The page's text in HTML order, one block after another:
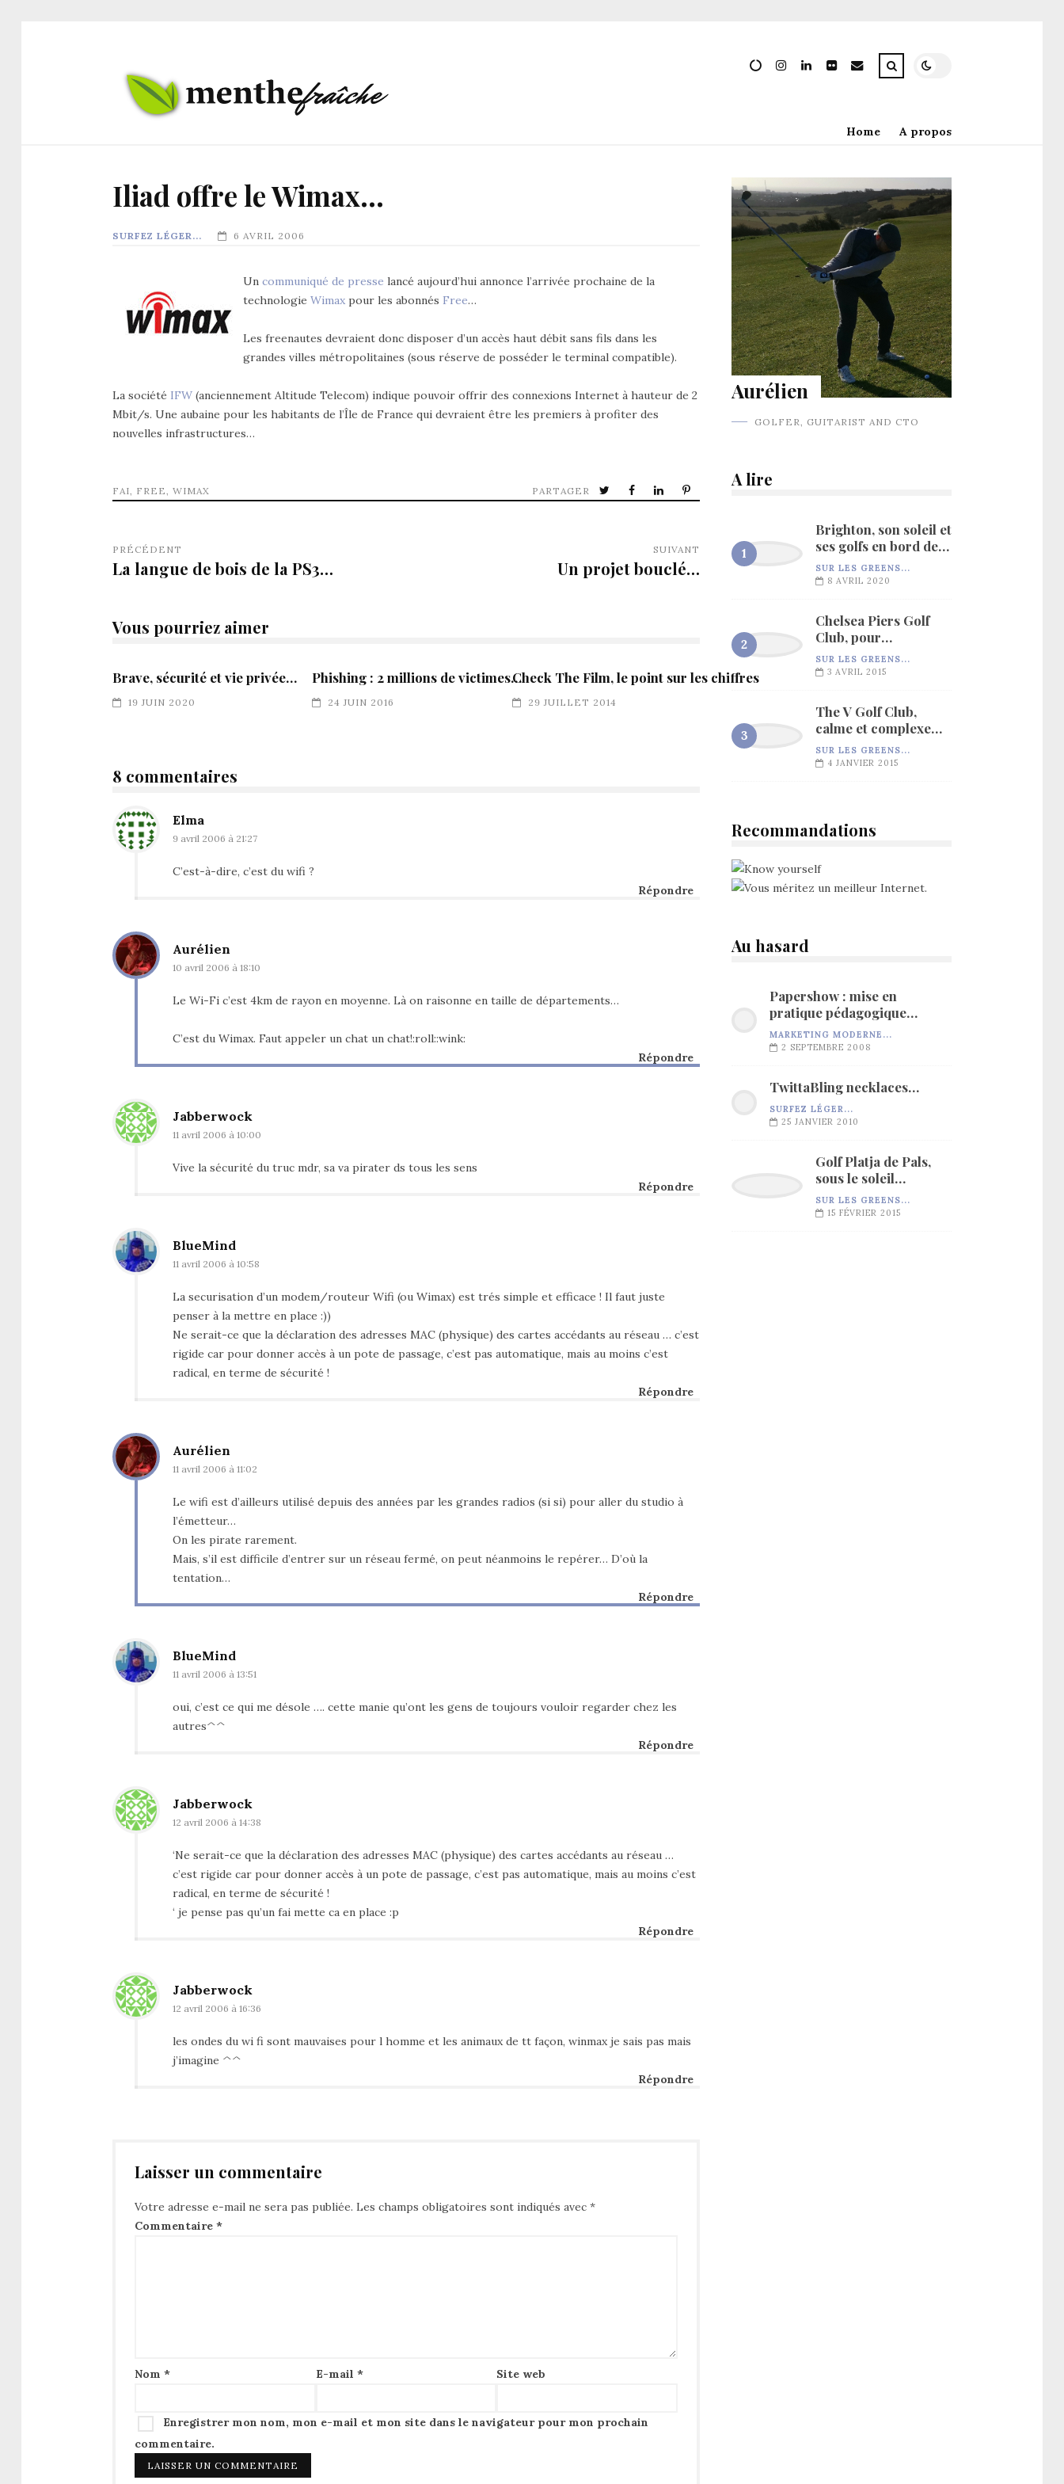
Home A propos
Iliad offre le Wimax…
SURFEZ LÉGER... 6 AVRIL 2006
Un communiqué de presse lancé aujourd’hui annonce l’arrivée prochaine de la
technologie Wimax pour les abonnés Free…
Les freenautes devraient donc disposer d’un accès haut débit sans fils dans les
grandes villes métropolitaines (sous réserve de posséder le terminal compatible).
La société IFW (anciennement Altitude Telecom) indique pouvoir offrir des connexions Internet à hauteur de 2
Mbit/s. Une aubaine pour les habitants de l’Île de France qui devraient être les premiers à profiter des
nouvelles infrastructures…
FAI FREE WIMAX PARTAGER
PRÉCÉDENT
La langue de bois de la PS3…
SUIVANT
Un projet bouclé…
Vous pourriez aimer
Brave, sécurité et vie privée…
19 JUIN 2020
Phishing : 2 millions de victimes…
24 JUIN 2016
Check The Film, le point sur les chiffres
29 JUILLET 2014
8 commentaires
Elma
9 avril 2006 à 21:27
C’est-à-dire, c’est du wifi ?
Répondre
Aurélien
10 avril 2006 à 18:10
Le Wi-Fi c’est 4km de rayon en moyenne. Là on raisonne en taille de départements…
C’est du Wimax. Faut appeler un chat un chat!:roll::wink:
Répondre
Jabberwock
11 avril 2006 à 10:00
Vive la sécurité du truc mdr, sa va pirater ds tous les sens
Répondre
BlueMind
11 avril 2006 à 10:58
La securisation d’un modem/routeur Wifi (ou Wimax) est trés simple et efficace ! Il faut juste
penser à la mettre en place :))
Ne serait-ce que la déclaration des adresses MAC (physique) des cartes accédants au réseau … c’est
rigide car pour donner accès à un pote de passage, c’est pas automatique, mais au moins c’est
radical, en terme de sécurité !
Répondre
Aurélien
11 avril 2006 à 11:02
Le wifi est d’ailleurs utilisé depuis des années par les grandes radios (si si) pour aller du studio à
l’émetteur…
On les pirate rarement.
Mais, s’il est difficile d’entrer sur un réseau fermé, on peut néanmoins le repérer… D’où la
tentation…
Répondre
BlueMind
11 avril 2006 à 13:51
oui, c’est ce qui me désole …. cette manie qu’ont les gens de toujours vouloir regarder chez les
autres^^
Répondre
Jabberwock
12 avril 2006 à 14:38
‘Ne serait-ce que la déclaration des adresses MAC (physique) des cartes accédants au réseau …
c’est rigide car pour donner accès à un pote de passage, c’est pas automatique, mais au moins c’est
radical, en terme de sécurité !
‘ je pense pas qu’un fai mette ca en place :p
Répondre
Jabberwock
12 avril 2006 à 16:36
les ondes du wi fi sont mauvaises pour l homme et les animaux de tt façon, winmax je sais pas mais
j’imagine ^^
Répondre
Laisser un commentaire
Votre adresse e-mail ne sera pas publiée. Les champs obligatoires sont indiqués avec *
Commentaire *
Nom * E-mail * Site web
Enregistrer mon nom, mon e-mail et mon site dans le navigateur pour mon prochain
commentaire.
Aurélien
GOLFER, GUITARIST AND CTO
A lire
Brighton, son soleil et
ses golfs en bord de
mer…
SUR LES GREENS...
8 AVRIL 2020
Chelsea Piers Golf
Club, pour
l’entraînement…
SUR LES GREENS...
3 AVRIL 2015
The V Golf Club,
calme et complexe…
SUR LES GREENS...
4 JANVIER 2015
Recommandations
Au hasard
Papershow : mise en
pratique pédagogique…
MARKETING MODERNE...
2 SEPTEMBRE 2008
TwittaBling necklaces…
SURFEZ LÉGER...
25 JANVIER 2010
Golf Platja de Pals,
sous le soleil…
SUR LES GREENS...
15 FÉVRIER 2015